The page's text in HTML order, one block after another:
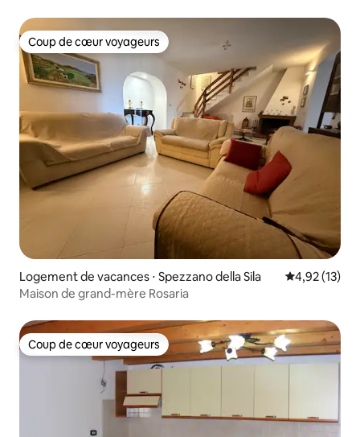
Coup de cœur voyageurs
Coup de cœur voyageurs
Logement de vacances ⋅ Spezzano della Sila Évaluation
4,92 (13)
Maison de grand-mère Rosaria
Coup de cœur voyageurs
Coup de cœur voyageurs